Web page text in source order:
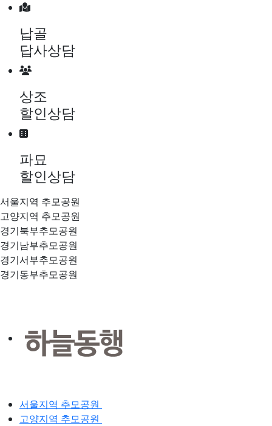
메뉴 건너뛰기
납골
답사상담
상조
할인상담
파묘
할인상담
서울지역 추모공원
고양지역 추모공원
경기북부추모공원
경기남부추모공원
경기서부추모공원
경기동부추모공원
서울지역 추모공원
고양지역 추모공원